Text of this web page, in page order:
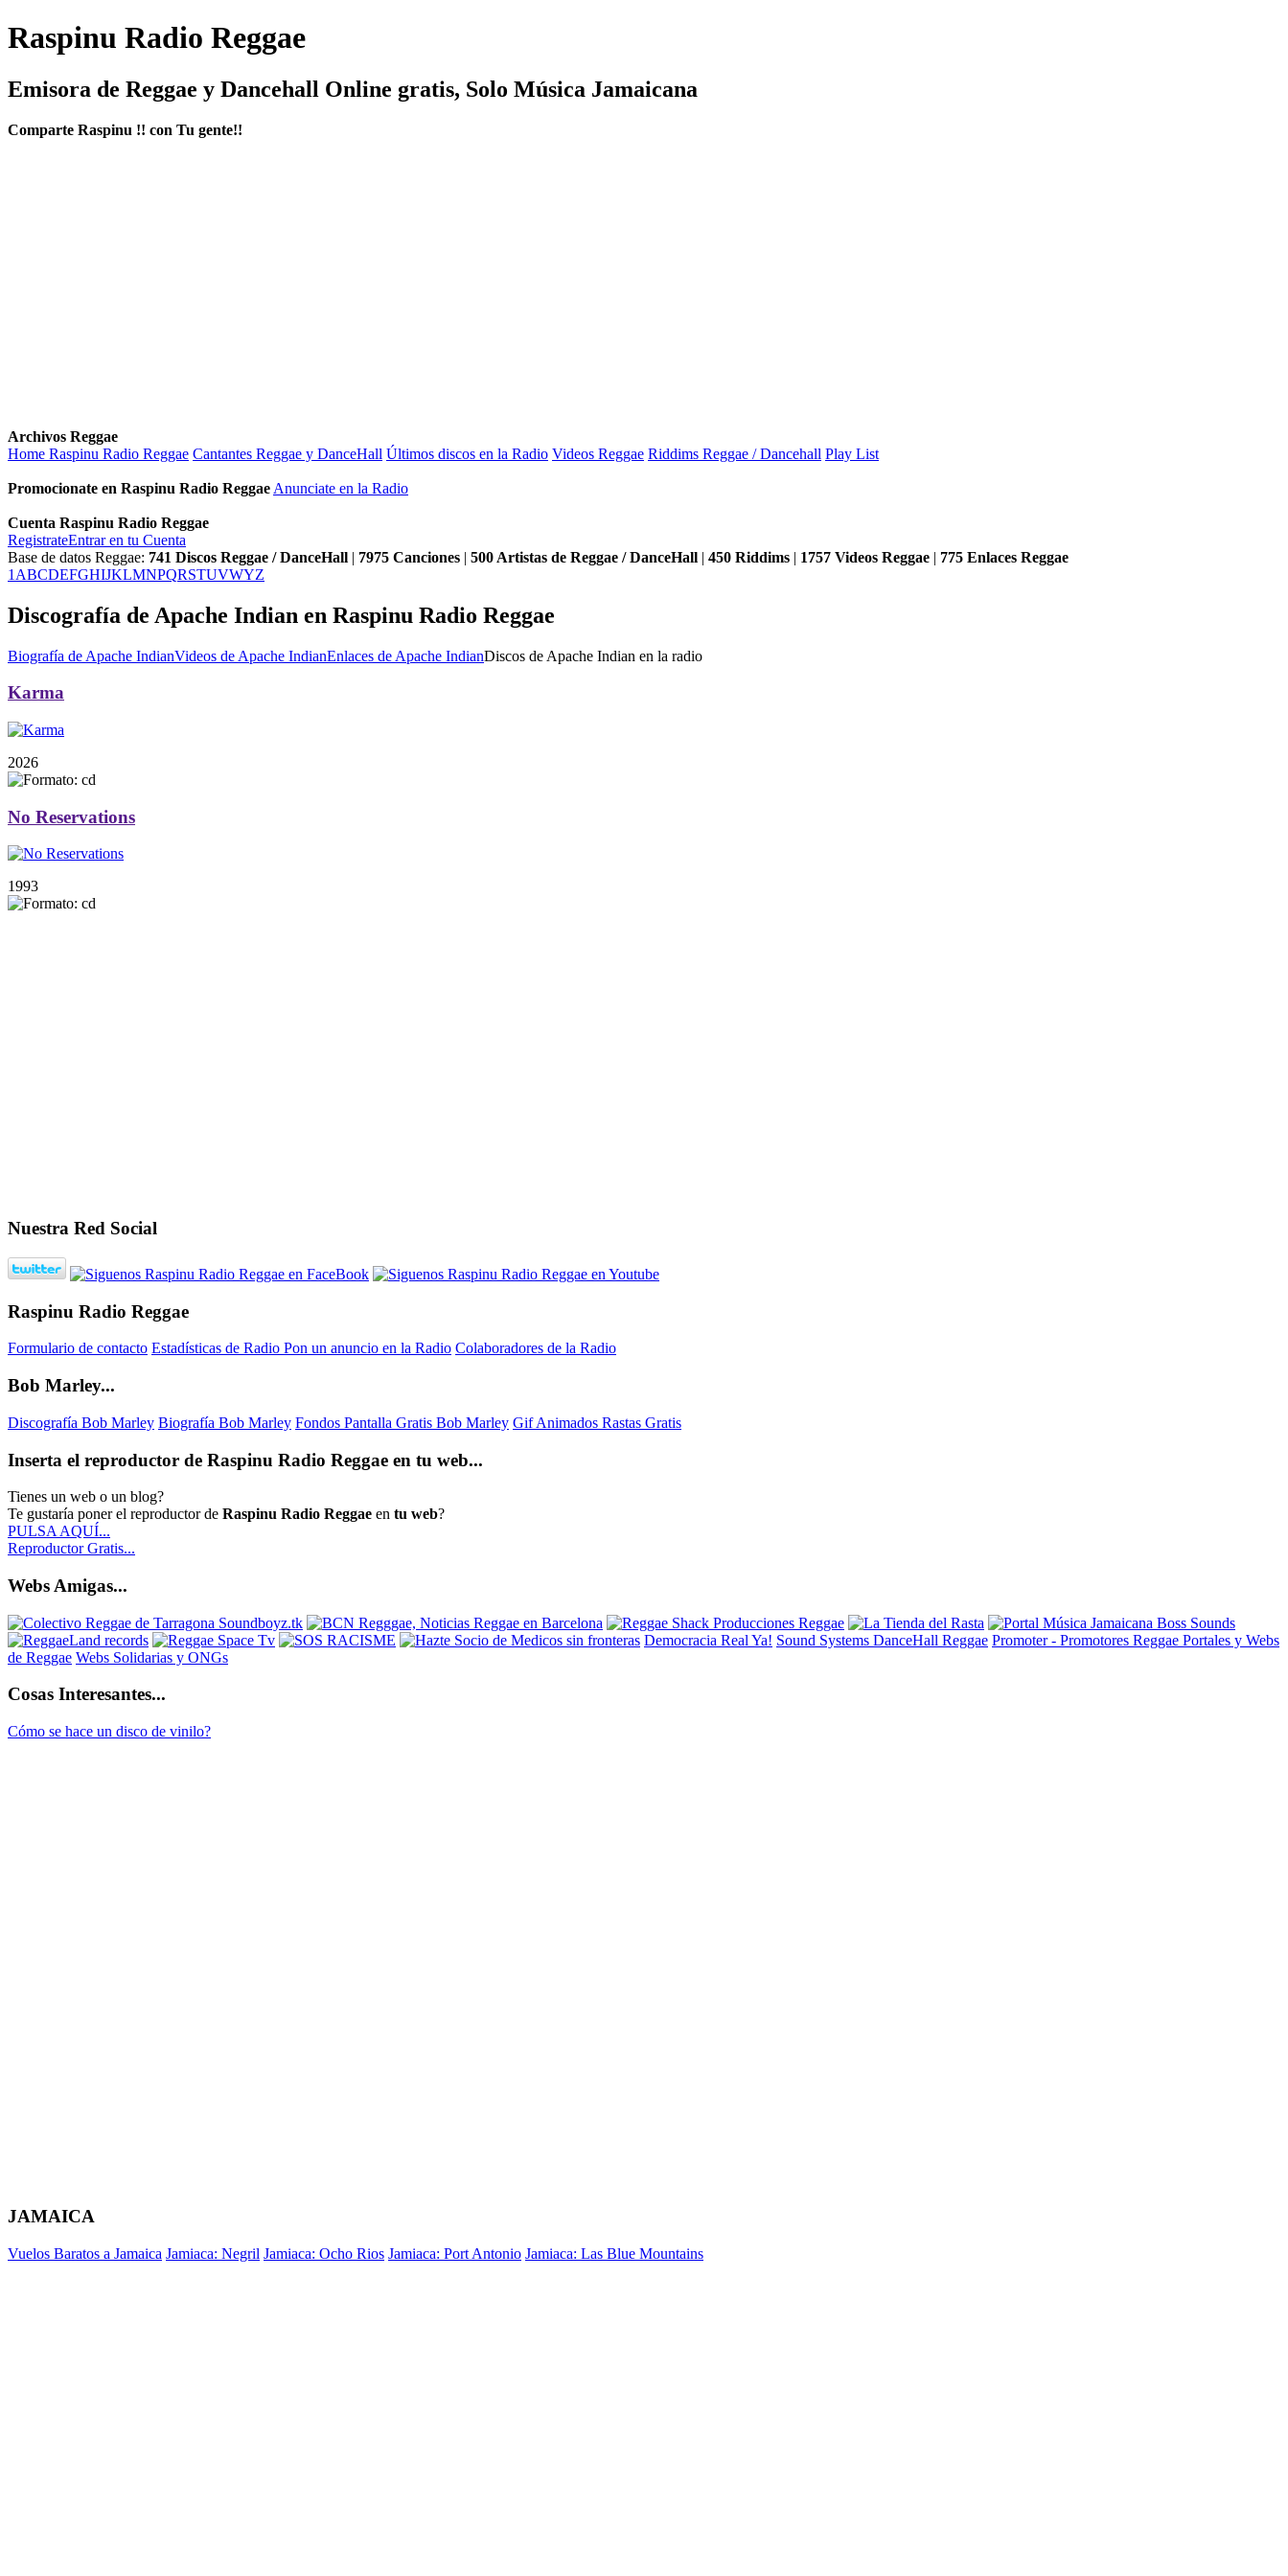
Raspinu Radio Reggae
Emisora de Reggae y Dancehall Online gratis, Solo Música Jamaicana
Comparte Raspinu !! con Tu gente!!
Archivos Reggae
Home Raspinu Radio Reggae Cantantes Reggae y DanceHall Últimos discos en la Radio Videos Reggae Riddims Reggae / Dancehall Play List
Promocionate en Raspinu Radio Reggae Anunciate en la Radio
Cuenta Raspinu Radio Reggae
RegistrateEntrar en tu Cuenta
Base de datos Reggae: 741 Discos Reggae / DanceHall | 7975 Canciones | 500 Artistas de Reggae / DanceHall | 450 Riddims | 1757 Videos Reggae | 775 Enlaces Reggae
1 ABCDEFGHIJKLMNPQRSTUVWYZ
Discografía de Apache Indian en Raspinu Radio Reggae
Biografía de Apache IndianVideos de Apache IndianEnlaces de Apache IndianDiscos de Apache Indian en la radio
Karma
2026
No Reservations
1993
Nuestra Red Social
Raspinu Radio Reggae
Formulario de contacto Estadísticas de Radio Pon un anuncio en la Radio Colaboradores de la Radio
Bob Marley...
Discografía Bob Marley Biografía Bob Marley Fondos Pantalla Gratis Bob Marley Gif Animados Rastas Gratis
Inserta el reproductor de Raspinu Radio Reggae en tu web...
Tienes un web o un blog?
Te gustaría poner el reproductor de Raspinu Radio Reggae en tu web?
PULSA AQUÍ...
Reproductor Gratis...
Webs Amigas...
Democracia Real Ya! Sound Systems DanceHall Reggae Promoter - Promotores Reggae Portales y Webs
de Reggae Webs Solidarias y ONGs
Cosas Interesantes...
Cómo se hace un disco de vinilo?
JAMAICA
Vuelos Baratos a Jamaica Jamiaca: Negril Jamiaca: Ocho Rios Jamiaca: Port Antonio Jamiaca: Las Blue Mountains